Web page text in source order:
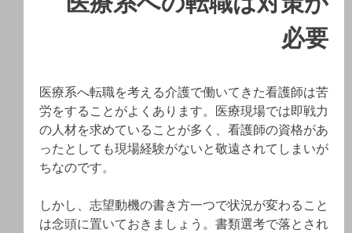
必要
医療系へ転職を考える介護で働いてきた看護師は苦
労をすることがよくあります。医療現場では即戦力
の人材を求めていることが多く、看護師の資格があ
ったとしても現場経験がないと敬遠されてしまいが
ちなのです。
しかし、志望動機の書き方一つで状況が変わること
は念頭に置いておきましょう。書類選考で落とされ